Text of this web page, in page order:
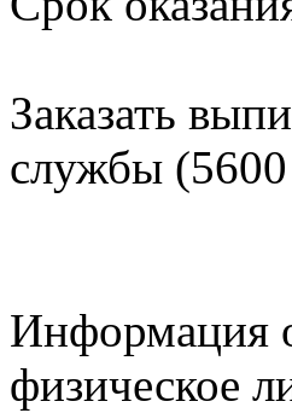
Заказать
службы
Информация
физическое